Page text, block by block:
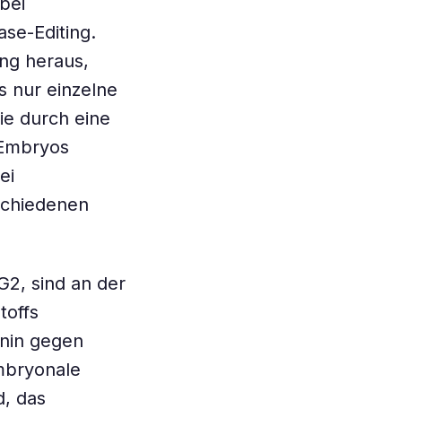
Editing.
heraus,
nur einzelne
durch eine
sind an der
gegen
das